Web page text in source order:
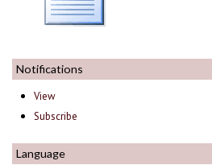
Notifications
View
Subscribe
Language